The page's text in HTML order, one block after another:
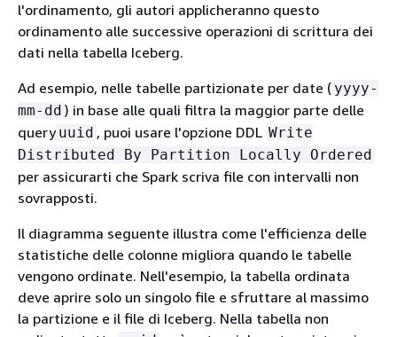
l'ordinamento, gli autori applicheranno questo
ordinamento alle successive operazioni di scrittura dei
dati nella tabella Iceberg.
Ad esempio, nelle tabelle partizionate per date ( yyyy-
mm-dd ) in base alle quali filtra la maggior parte delle
query uuid , puoi usare l'opzione DDL Write
Distributed By Partition Locally Ordered
per assicurarti che Spark scriva file con intervalli non
sovrapposti.
Il diagramma seguente illustra come l'efficienza delle
statistiche delle colonne migliora quando le tabelle
vengono ordinate. Nell'esempio, la tabella ordinata
deve aprire solo un singolo file e sfruttare al massimo
la partizione e il file di Iceberg. Nella tabella non